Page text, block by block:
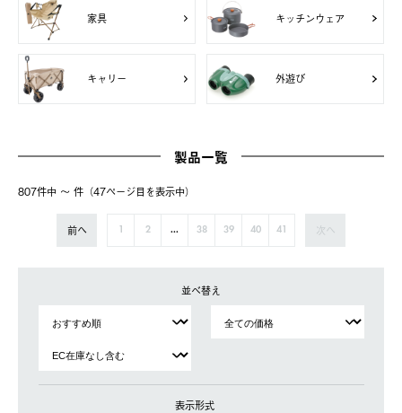
家具 キッチンウェア
キャリー 外遊び
製品一覧
807件中 〜 件（47ページ⽬を表⽰中）
前へ 2 ... 38 39 40 41 次へ
並べ替え
表示形式